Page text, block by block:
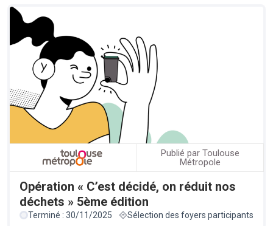
Publié par Toulouse
Métropole
Opération « C’est décidé, on réduit nos
déchets » 5ème édition
Terminé : 30/11/2025 Sélection des foyers participants